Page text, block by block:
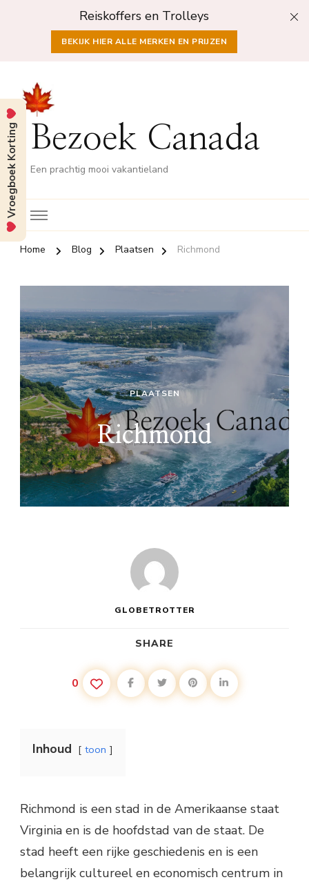
Reiskoffers en Trolleys
BEKIJK HIER ALLE MERKEN EN PRIJZEN
Bezoek Canada
Een prachtig mooi vakantieland
Home Blog Plaatsen Richmond
PLAATSEN
Richmond
GLOBETROTTER
SHARE
0
Inhoud toon
Richmond is een stad in de Amerikaanse staat
Virginia en is de hoofdstad van de staat. De
stad heeft een rijke geschiedenis en is een
belangrijk cultureel en economisch centrum in
Vroegboek Korting